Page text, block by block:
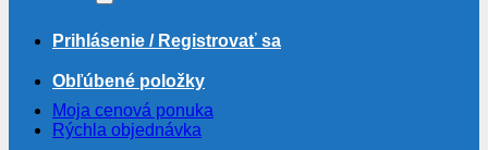
Prihlásenie / Registrovať sa
Obľúbené položky
Moja cenová ponuka
Rýchla objednávka